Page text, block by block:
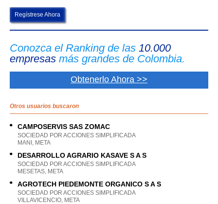
Regístrese Ahora
Conozca el Ranking de las 10.000
empresas más grandes de Colombia.
Obtenerlo Ahora >>
Otros usuarios buscaron
CAMPOSERVIS SAS ZOMAC
SOCIEDAD POR ACCIONES SIMPLIFICADA
MANI, META
DESARROLLO AGRARIO KASAVE S A S
SOCIEDAD POR ACCIONES SIMPLIFICADA
MESETAS, META
AGROTECH PIEDEMONTE ORGANICO S A S
SOCIEDAD POR ACCIONES SIMPLIFICADA
VILLAVICENCIO, META